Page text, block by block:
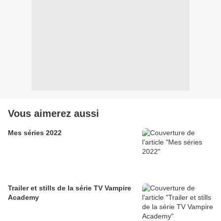
Vous aimerez aussi
Mes séries 2022
Trailer et stills de la série TV Vampire
Academy